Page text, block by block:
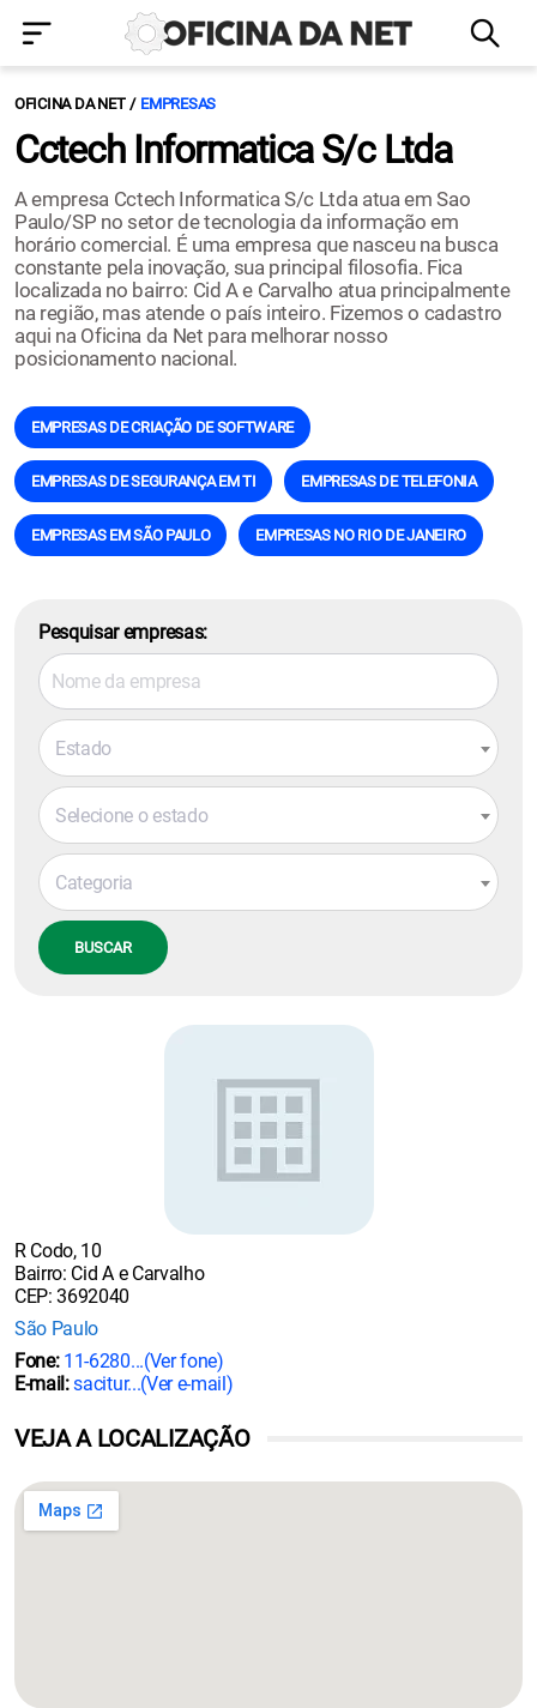
OFICINA DA NET EMPRESAS
Cctech Informatica S/c Ltda
A empresa Cctech Informatica S/c Ltda atua em Sao
Paulo/SP no setor de tecnologia da informação em
horário comercial. É uma empresa que nasceu na busca
constante pela inovação, sua principal filosofia. Fica
localizada no bairro: Cid A e Carvalho atua principalmente
na região, mas atende o país inteiro. Fizemos o cadastro
aqui na Oficina da Net para melhorar nosso
posicionamento nacional.
EMPRESAS DE CRIAÇÃO DE SOFTWARE
EMPRESAS DE SEGURANÇA EM TI EMPRESAS DE TELEFONIA
EMPRESAS EM SÃO PAULO EMPRESAS NO RIO DE JANEIRO
Pesquisar empresas:
Estado
Selecione o estado
Categoria
BUSCAR
R Codo, 10
Bairro: Cid A e Carvalho
CEP: 3692040
São Paulo
Fone: 11-6280...(Ver fone)
E-mail:sacitur...(Ver e-mail)
VEJA A LOCALIZAÇÃO